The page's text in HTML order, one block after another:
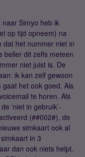
Simyo heb ik
op tijd opneem) na
het nummer niet in
beller dit zelfs meteen
niet juist is. De
ik kan zelf gewoon
het ook goed. Als
te horen. Als
‘niet in gebruik’-
(##002#), de
simkaart ook al
in 3
dan ook niets helpt.